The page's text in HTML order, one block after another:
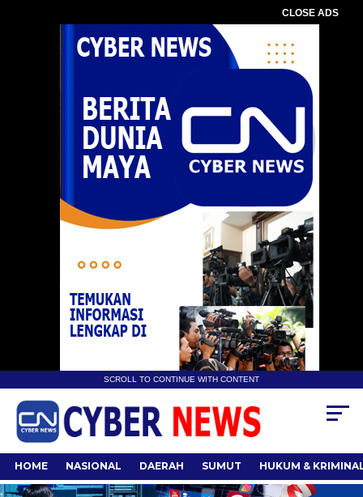
CLOSE ADS
SCROLL TO CONTINUE WITH CONTENT
HOME NASIONAL DAERAH SUMUT HUKUM &